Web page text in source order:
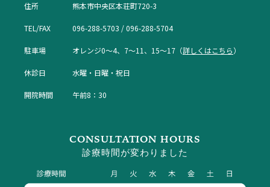
住所 熊本市中央区本荘町720-3
TEL/FAX 096-288-5703 / 096-288-5704
駐車場 オレンジ0〜4、7〜11、15〜17（詳しくはこちら）
休診日 水曜・日曜・祝日
開院時間 午前8：30
CONSULTATION HOURS
診療時間が変わりました